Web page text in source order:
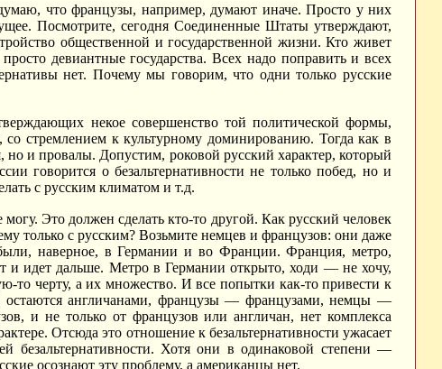
что французы, например, думают иначе. Просто у них
Посмотрите, сегодня Соединенные Штаты утверждают,
общественной и государственной жизни. Кто живет
девиантные государства. Всех надо поправить и всех
нет. Почему мы говорим, что одни только русские
некое совершенство той политической формы,
со стремлением к культурному доминированию. Тогда как в
но и провалы. Допустим, роковой русский характер, который
говорится о безальтернативности не только побед, но и
с русским климатом и т.д.
Это должен сделать кто-то другой. Как русский человек
только с русским? Возьмите немцев и французов: они даже
наверное, в Германии и во Франции. Франция, метро,
и идет дальше. Метро в Германии открыто, ходи — не хочу,
то черту, а их множество. И все попытки как-то привести к
остаются англичанами, французы — французами, немцы —
и не только от французов или англичан, нет комплекса
Отсюда это отношение к безальтернативности ужасает
безальтернативности. Хотя они в одинаковой степени —
осознают эту проблему, а американцы нет.